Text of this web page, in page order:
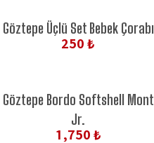
Göztepe Üçlü Set Bebek Çorabı
250 ₺
Göztepe Bordo Softshell Mont
Jr.
1,750 ₺